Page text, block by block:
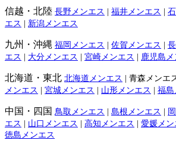
信越・北陸 長野メンエス | 福井メンエス |
エス | 新潟メンエス
九州・沖縄 福岡メンエス | 佐賀メンエス |
エス | 大分メンエス | 宮崎メンエス | 鹿児島メ
北海道・東北 北海道メンエス | 青森メンエ
メンエス | 宮城メンエス | 山形メンエス | 福島
中国・四国 鳥取メンエス | 島根メンエス |
エス | 山口メンエス | 高知メンエス | 愛媛メン
徳島メンエス